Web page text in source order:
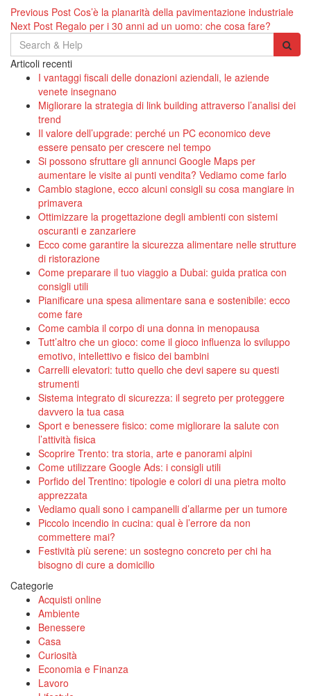
Navigazione
articoli
Previous Post Cos’è la planarità della pavimentazione industriale
Next Post Regalo per i 30 anni ad un uomo: che cosa fare?
Search
for:
Articoli recenti
I vantaggi fiscali delle donazioni aziendali, le aziende
venete insegnano
Migliorare la strategia di link building attraverso l’analisi dei
trend
Il valore dell’upgrade: perché un PC economico deve
essere pensato per crescere nel tempo
Si possono sfruttare gli annunci Google Maps per
aumentare le visite ai punti vendita? Vediamo come farlo
Cambio stagione, ecco alcuni consigli su cosa mangiare in
primavera
Ottimizzare la progettazione degli ambienti con sistemi
oscuranti e zanzariere
Ecco come garantire la sicurezza alimentare nelle strutture
di ristorazione
Come preparare il tuo viaggio a Dubai: guida pratica con
consigli utili
Pianificare una spesa alimentare sana e sostenibile: ecco
come fare
Come cambia il corpo di una donna in menopausa
Tutt’altro che un gioco: come il gioco influenza lo sviluppo
emotivo, intellettivo e fisico dei bambini
Carrelli elevatori: tutto quello che devi sapere su questi
strumenti
Sistema integrato di sicurezza: il segreto per proteggere
davvero la tua casa
Sport e benessere fisico: come migliorare la salute con
l’attività fisica
Scoprire Trento: tra storia, arte e panorami alpini
Come utilizzare Google Ads: i consigli utili
Porfido del Trentino: tipologie e colori di una pietra molto
apprezzata
Vediamo quali sono i campanelli d’allarme per un tumore
Piccolo incendio in cucina: qual è l’errore da non
commettere mai?
Festività più serene: un sostegno concreto per chi ha
bisogno di cure a domicilio
Categorie
Acquisti online
Ambiente
Benessere
Casa
Curiosità
Economia e Finanza
Lavoro